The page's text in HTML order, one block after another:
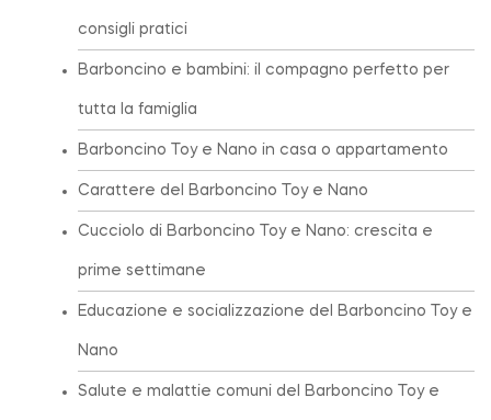
consigli pratici
Barboncino e bambini: il compagno perfetto per
tutta la famiglia
Barboncino Toy e Nano in casa o appartamento
Carattere del Barboncino Toy e Nano
Cucciolo di Barboncino Toy e Nano: crescita e
prime settimane
Educazione e socializzazione del Barboncino Toy e
Nano
Salute e malattie comuni del Barboncino Toy e